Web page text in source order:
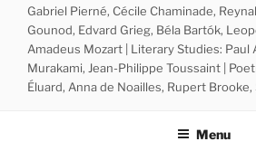
Gabriel Pierné, Cécile Chaminade,
Gounod, Edvard Grieg, Béla Bartók,
Amadeus Mozart | Literary Studies: Paul
Murakami, Jean-Philippe Toussaint |
Éluard, Anna de Noailles, Rupert Brooke,
Menu